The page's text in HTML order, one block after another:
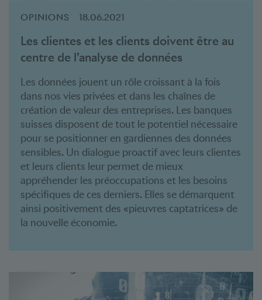
OPINIONS 18.06.2021
Les clientes et les clients doivent être au
centre de l’analyse de données
Les données jouent un rôle croissant à la fois
dans nos vies privées et dans les chaînes de
création de valeur des entreprises. Les banques
suisses disposent de tout le potentiel nécessaire
pour se positionner en gardiennes des données
sensibles. Un dialogue proactif avec leurs clientes
et leurs clients leur permet de mieux
appréhender les préoccupations et les besoins
spécifiques de ces derniers. Elles se démarquent
ainsi positivement des «pieuvres captatrices» de
la nouvelle économie.